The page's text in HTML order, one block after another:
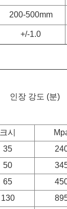
200-500mm
+/-1.0
인장 강도 (분)
크시
35
50
65
130